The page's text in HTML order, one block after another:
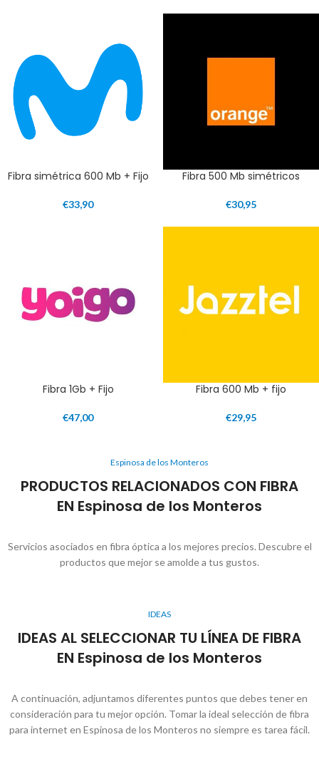
Fibra simétrica 600 Mb + Fijo
€33,90
Fibra 500 Mb simétricos
€30,95
Fibra 1Gb + Fijo
€47,00
Fibra 600 Mb + fijo
€29,95
Espinosa de los Monteros
PRODUCTOS RELACIONADOS CON FIBRA
EN Espinosa de los Monteros
Servicios asociados en fibra óptica a los mejores precios. Descubre el
productos que mejor se amolde a tus gustos.
IDEAS
IDEAS AL SELECCIONAR TU LÍNEA DE FIBRA
EN Espinosa de los Monteros
A continuación, adjuntamos diferentes puntos que debes tener en
consideración para tu mejor opción. Tomar la ideal selección de fibra
para internet en Espinosa de los Monteros no siempre es tarea fácil.